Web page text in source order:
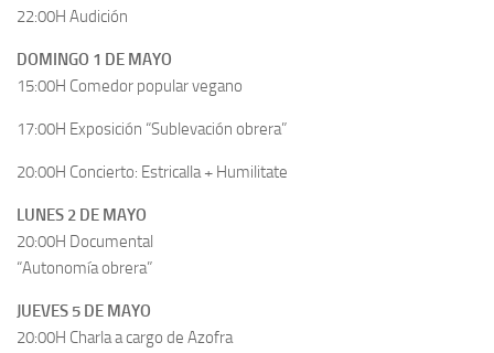
22:00H Audición
DOMINGO 1 DE MAYO
15:00H Comedor popular vegano
17:00H Exposición “Sublevación obrera”
20:00H Concierto: Estricalla + Humilitate
LUNES 2 DE MAYO
20:00H Documental
“Autonomía obrera”
JUEVES 5 DE MAYO
20:00H Charla a cargo de Azofra